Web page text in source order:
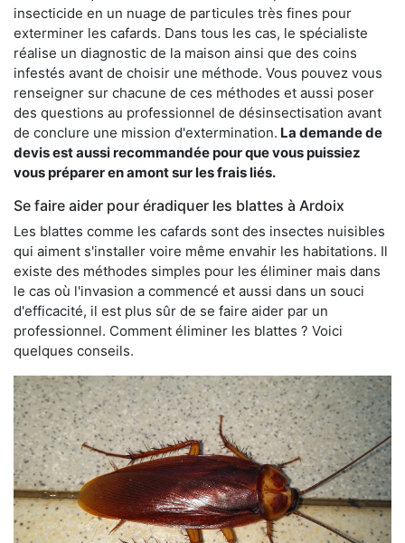
insecticide en un nuage de particules très fines pour
exterminer les cafards. Dans tous les cas, le spécialiste
réalise un diagnostic de la maison ainsi que des coins
infestés avant de choisir une méthode. Vous pouvez vous
renseigner sur chacune de ces méthodes et aussi poser
des questions au professionnel de désinsectisation avant
de conclure une mission d'extermination. La demande de
devis est aussi recommandée pour que vous puissiez
vous préparer en amont sur les frais liés.
Se faire aider pour éradiquer les blattes à Ardoix
Les blattes comme les cafards sont des insectes nuisibles
qui aiment s'installer voire même envahir les habitations. Il
existe des méthodes simples pour les éliminer mais dans
le cas où l'invasion a commencé et aussi dans un souci
d'efficacité, il est plus sûr de se faire aider par un
professionnel. Comment éliminer les blattes ? Voici
quelques conseils.